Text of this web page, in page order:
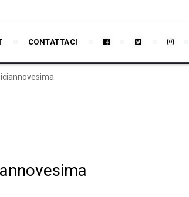
CONTATTACI